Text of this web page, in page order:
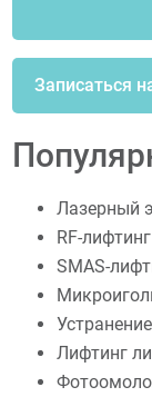
Записаться
Лазерный
RF-
SMAS-
Лифтинг